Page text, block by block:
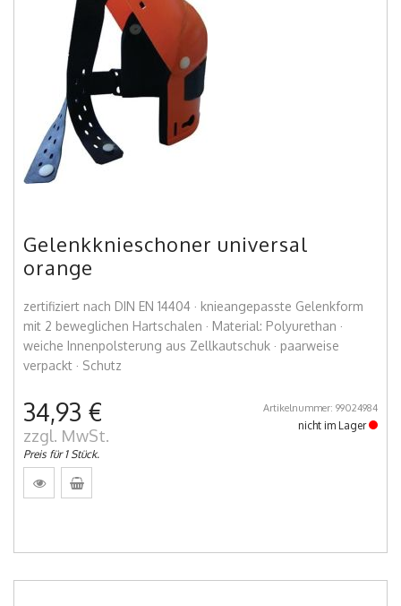
Gelenkknieschoner universal
orange
zertifiziert nach DIN EN 14404 · knieangepasste Gelenkform
mit 2 beweglichen Hartschalen · Material: Polyurethan ·
weiche Innenpolsterung aus Zellkautschuk · paarweise
verpackt · Schutz
34,93 €
zzgl. MwSt.
Preis für 1 Stück.
Artikelnummer: 99024984
nicht im Lager